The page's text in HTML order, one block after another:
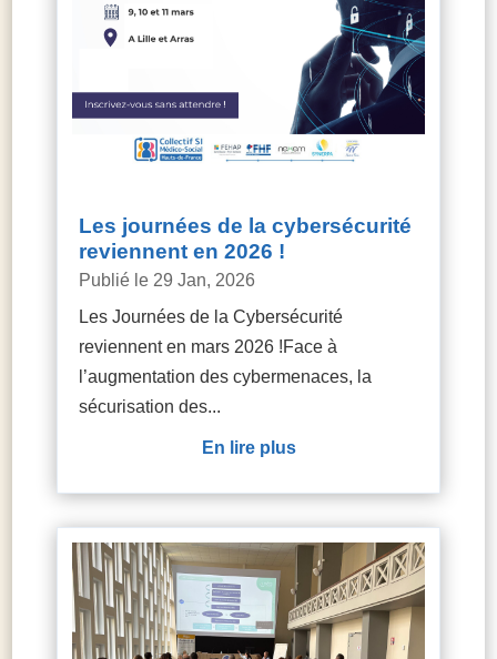
Les journées de la cybersécurité
reviennent en 2026 !
29 Jan, 2026
Les Journées de la Cybersécurité
reviennent en mars 2026 !Face à
l’augmentation des cybermenaces, la
sécurisation des...